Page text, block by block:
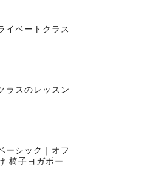
イベートクラス
ラスのレッスン
ーシック｜オフ
椅子ヨガポー